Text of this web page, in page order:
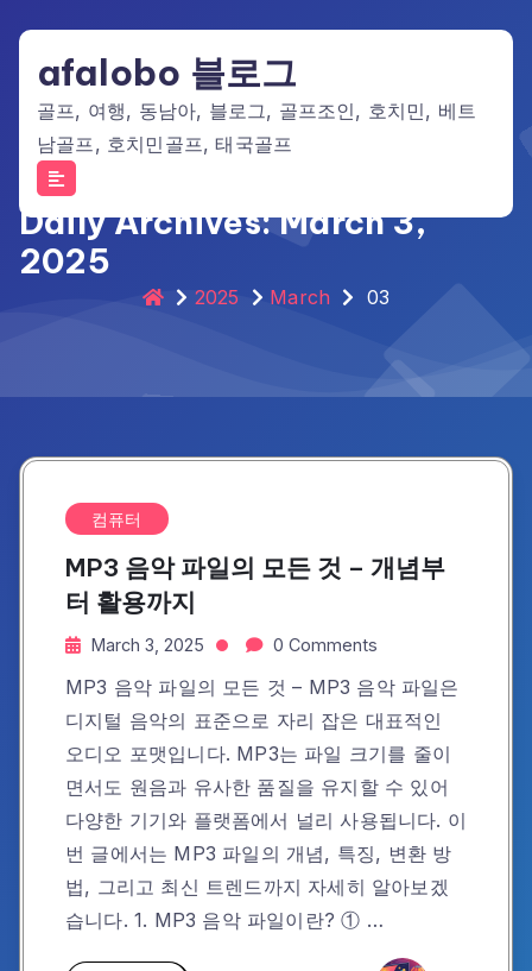
contentafalobo 블로그
골프, 여행, 동남아, 블로그, 골프조인, 호치민, 베트
남골프, 호치민골프, 태국골프
Daily Archives: March 3,
2025
2025 March 03
컴퓨터
MP3 음악 파일의 모든 것 – 개념부
터 활용까지
March 3, 2025 0 Comments
MP3 음악 파일의 모든 것 – MP3 음악 파일은
디지털 음악의 표준으로 자리 잡은 대표적인
오디오 포맷입니다. MP3는 파일 크기를 줄이
면서도 원음과 유사한 품질을 유지할 수 있어
다양한 기기와 플랫폼에서 널리 사용됩니다. 이
번 글에서는 MP3 파일의 개념, 특징, 변환 방
법, 그리고 최신 트렌드까지 자세히 알아보겠
습니다. 1. MP3 음악 파일이란? ① …